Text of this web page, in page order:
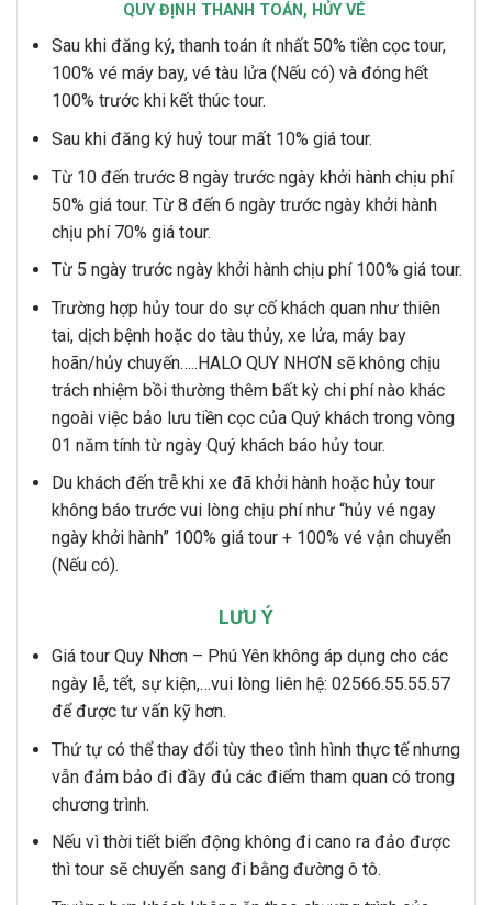
QUY ĐỊNH THANH TOÁN, HỦY VÉ
Sau khi đăng ký, thanh toán ít nhất 50% tiền cọc tour,
100% vé máy bay, vé tàu lửa (Nếu có) và đóng hết
100% trước khi kết thúc tour.
Sau khi đăng ký huỷ tour mất 10% giá tour.
Từ 10 đến trước 8 ngày trước ngày khởi hành chịu phí
50% giá tour. Từ 8 đến 6 ngày trước ngày khởi hành
chịu phí 70% giá tour.
Từ 5 ngày trước ngày khởi hành chịu phí 100% giá tour.
Trường hợp hủy tour do sự cố khách quan như thiên
tai, dịch bệnh hoặc do tàu thủy, xe lửa, máy bay
hoãn/hủy chuyến…..HALO QUY NHƠN sẽ không chịu
trách nhiệm bồi thường thêm bất kỳ chi phí nào khác
ngoài việc bảo lưu tiền cọc của Quý khách trong vòng
01 năm tính từ ngày Quý khách báo hủy tour.
Du khách đến trễ khi xe đã khởi hành hoặc hủy tour
không báo trước vui lòng chịu phí như “hủy vé ngay
ngày khởi hành” 100% giá tour + 100% vé vận chuyển
(Nếu có).
LƯU Ý
Giá tour Quy Nhơn – Phú Yên không áp dụng cho các
ngày lễ, tết, sự kiện,…vui lòng liên hệ: 02566.55.55.57
để được tư vấn kỹ hơn.
Thứ tự có thể thay đổi tùy theo tình hình thực tế nhưng
vẫn đảm bảo đi đầy đủ các điểm tham quan có trong
chương trình.
Nếu vì thời tiết biển động không đi cano ra đảo được
thì tour sẽ chuyển sang đi bằng đường ô tô.